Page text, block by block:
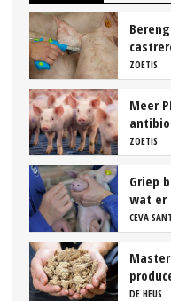
intact
ZOETIS
Meer
ZOETIS
Griep
wat er
bedrijf
CEVA
DE HEUS